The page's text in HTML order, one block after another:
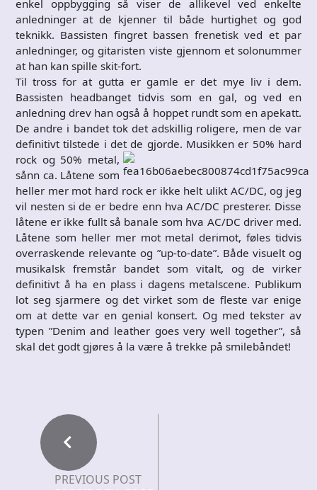
enkel oppbygging så viser de allikevel ved enkelte
anledninger at de kjenner til både hurtighet og god
teknikk. Bassisten fingret bassen frenetisk ved et par
anledninger, og gitaristen viste gjennom et solonummer
at han kan spille skit-fort.
Til tross for at gutta er gamle er det mye liv i dem.
Bassisten headbanget tidvis som en gal, og ved en
anledning drev han også å hoppet rundt som en apekatt.
De andre i bandet tok det adskillig roligere, men de var
definitivt tilstede i det de gjorde. Musikken er 50% hard
rock og 50% metal,
sånn ca. Låtene som
heller mer mot hard rock er ikke helt ulikt AC/DC, og jeg
vil nesten si de er bedre enn hva AC/DC presterer. Disse
låtene er ikke fullt så banale som hva AC/DC driver med.
Låtene som heller mer mot metal derimot, føles tidvis
overraskende relevante og ”up-to-date”. Både visuelt og
musikalsk fremstår bandet som vitalt, og de virker
definitivt å ha en plass i dagens metalscene. Publikum
lot seg sjarmere og det virket som de fleste var enige
om at dette var en genial konsert. Og med tekster av
typen ”Denim and leather goes very well together”, så
skal det godt gjøres å la være å trekke på smilebåndet!
PREVIOUS POST